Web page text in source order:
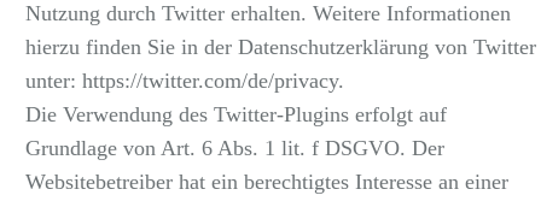
Nutzung durch Twitter erhalten. Weitere Informationen
hierzu finden Sie in der Datenschutzerklärung von Twitter
unter: https://twitter.com/de/privacy.
Die Verwendung des Twitter-Plugins erfolgt auf
Grundlage von Art. 6 Abs. 1 lit. f DSGVO. Der
Websitebetreiber hat ein berechtigtes Interesse an einer